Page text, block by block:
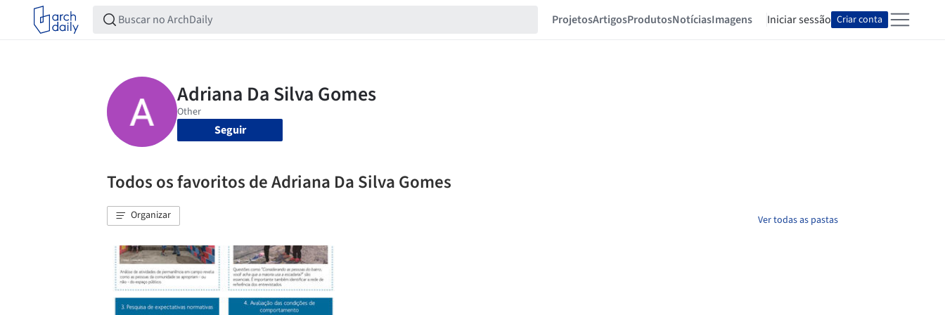
ProjetosArtigosProdutosNotíciasImagens Iniciar sessão Criar conta
Seguir
Todos os favoritos de Adriana Da Silva Gomes
Organizar Ver todas as pastas